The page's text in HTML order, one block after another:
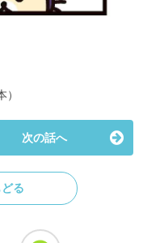
次の話へ
る